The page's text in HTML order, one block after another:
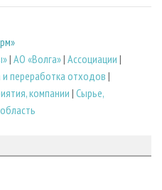
| АО «Волга»| Ассоциации |
и переработка отходов|
компании| Сырье,